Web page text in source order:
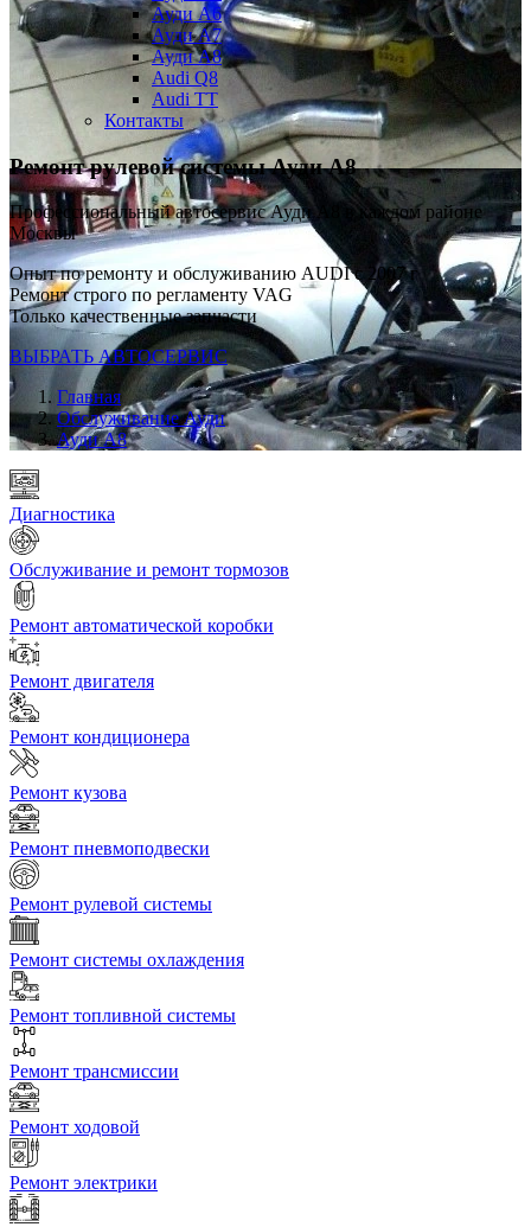
Ауди А6
Ауди А7
Ауди A8
Audi Q8
Audi TT
Контакты
Ремонт рулевой системы Ауди А8
Профессиональный автосервис Ауди А8 в каждом районе
Москвы
Опыт по ремонту и обслуживанию AUDI с 2007 г
Ремонт строго по регламенту VAG
Только качественные запчасти
ВЫБРАТЬ АВТОСЕРВИС
Главная
Обслуживание Ауди
Ауди А8
Диагностика
Обслуживание и ремонт тормозов
Ремонт автоматической коробки
Ремонт двигателя
Ремонт кондиционера
Ремонт кузова
Ремонт пневмоподвески
Ремонт рулевой системы
Ремонт системы охлаждения
Ремонт топливной системы
Ремонт трансмиссии
Ремонт ходовой
Ремонт электрики